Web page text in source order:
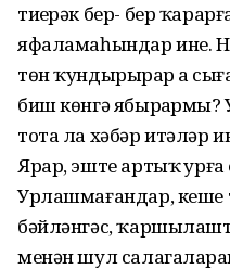
тиҙерәк бер- бер
яфаламаһындар ине.
төн ҡундырырҙар ҙа
биш көнгә ябырҙармы?
тота ла хәбәр итәләр
Ярар, эште артыҡ ҙурға
Урлашмағандар, кеше
бәйләнгәс,
менән шул